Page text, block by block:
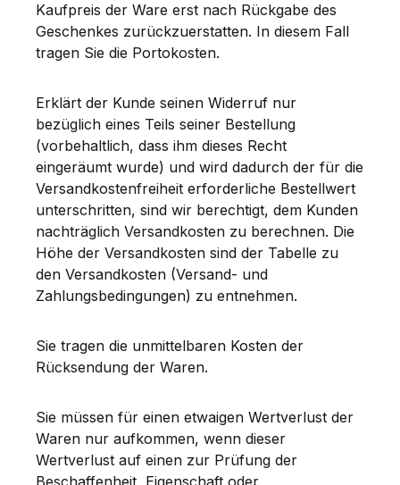
Kaufpreis der Ware erst nach Rückgabe des
Geschenkes zurückzuerstatten. In diesem Fall
tragen Sie die Portokosten.
Erklärt der Kunde seinen Widerruf nur
bezüglich eines Teils seiner Bestellung
(vorbehaltlich, dass ihm dieses Recht
eingeräumt wurde) und wird dadurch der für die
Versandkostenfreiheit erforderliche Bestellwert
unterschritten, sind wir berechtigt, dem Kunden
nachträglich Versandkosten zu berechnen. Die
Höhe der Versandkosten sind der Tabelle zu
den Versandkosten (Versand- und
Zahlungsbedingungen) zu entnehmen.
Sie tragen die unmittelbaren Kosten der
Rücksendung der Waren.
Sie müssen für einen etwaigen Wertverlust der
Waren nur aufkommen, wenn dieser
Wertverlust auf einen zur Prüfung der
Beschaffenheit, Eigenschaft oder